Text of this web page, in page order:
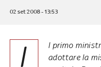
02 set 2008 - 13:53
I
l primo
adottare la